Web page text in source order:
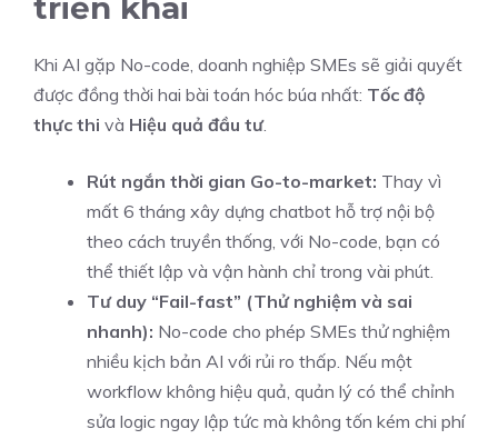
triển khai
Khi AI gặp No-code, doanh nghiệp SMEs sẽ giải quyết
được đồng thời hai bài toán hóc búa nhất: Tốc độ
thực thi và Hiệu quả đầu tư.
Rút ngắn thời gian Go-to-market: Thay vì
mất 6 tháng xây dựng chatbot hỗ trợ nội bộ
theo cách truyền thống, với No-code, bạn có
thể thiết lập và vận hành chỉ trong vài phút.
Tư duy “Fail-fast” (Thử nghiệm và sai
nhanh): No-code cho phép SMEs thử nghiệm
nhiều kịch bản AI với rủi ro thấp. Nếu một
workflow không hiệu quả, quản lý có thể chỉnh
sửa logic ngay lập tức mà không tốn kém chi phí